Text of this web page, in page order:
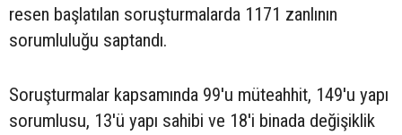
resen başlatılan soruşturmalarda 1171 zanlının
sorumluluğu saptandı.
Soruşturmalar kapsamında 99'u müteahhit, 149'u yapı
sorumlusu, 13'ü yapı sahibi ve 18'i binada değişiklik